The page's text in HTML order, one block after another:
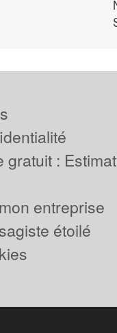
gratuit :
entreprise
étoilé